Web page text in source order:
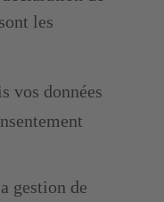
les
vos données
gestion de